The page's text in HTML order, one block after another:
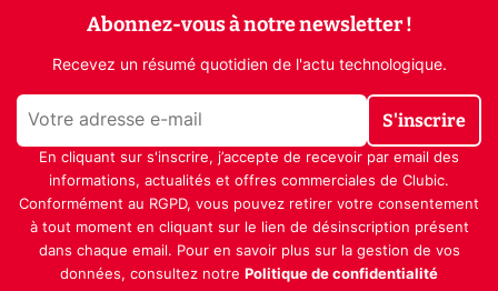
Abonnez-vous à notre newsletter !
Recevez un résumé quotidien de l'actu technologique.
S'inscrire
En cliquant sur s'inscrire, j’accepte de recevoir par email des
informations, actualités et offres commerciales de Clubic.
Conformément au RGPD, vous pouvez retirer votre consentement
à tout moment en cliquant sur le lien de désinscription présent
dans chaque email. Pour en savoir plus sur la gestion de vos
données, consultez notre Politique de confidentialité